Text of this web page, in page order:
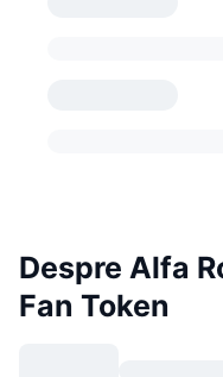
Despre Alfa
Fan Token